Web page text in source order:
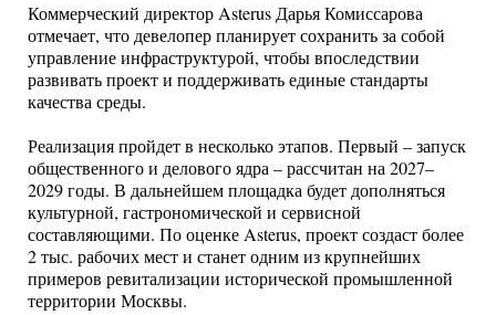
Коммерческий директор Asterus Дарья Комиссарова
отмечает, что девелопер планирует сохранить за собой
управление инфраструктурой, чтобы впоследствии
развивать проект и поддерживать единые стандарты
качества среды.
Реализация пройдет в несколько этапов. Первый – запуск
общественного и делового ядра – рассчитан на 2027–
2029 годы. В дальнейшем площадка будет дополняться
культурной, гастрономической и сервисной
составляющими. По оценке Asterus, проект создаст более
2 тыс. рабочих мест и станет одним из крупнейших
примеров ревитализации исторической промышленной
территории Москвы.